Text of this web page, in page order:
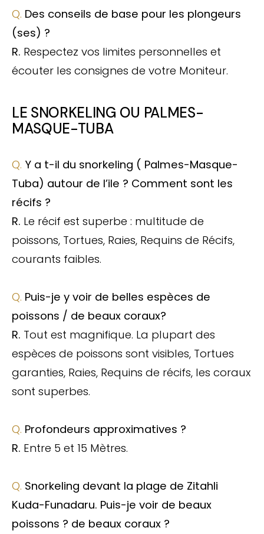
Q. Des conseils de base pour les plongeurs
(ses) ?
R. Respectez vos limites personnelles et
écouter les consignes de votre Moniteur.
LE SNORKELING OU PALMES-
MASQUE-TUBA
Q. Y a t-il du snorkeling ( Palmes-Masque-
Tuba) autour de l’ile ? Comment sont les
récifs ?
R. Le récif est superbe : multitude de
poissons, Tortues, Raies, Requins de Récifs,
courants faibles.
Q. Puis-je y voir de belles espèces de
poissons / de beaux coraux?
R. Tout est magnifique. La plupart des
espèces de poissons sont visibles, Tortues
garanties, Raies, Requins de récifs, les coraux
sont superbes.
Q. Profondeurs approximatives ?
R. Entre 5 et 15 Mètres.
Q. Snorkeling devant la plage de Zitahli
Kuda-Funadaru. Puis-je voir de beaux
poissons ? de beaux coraux ?